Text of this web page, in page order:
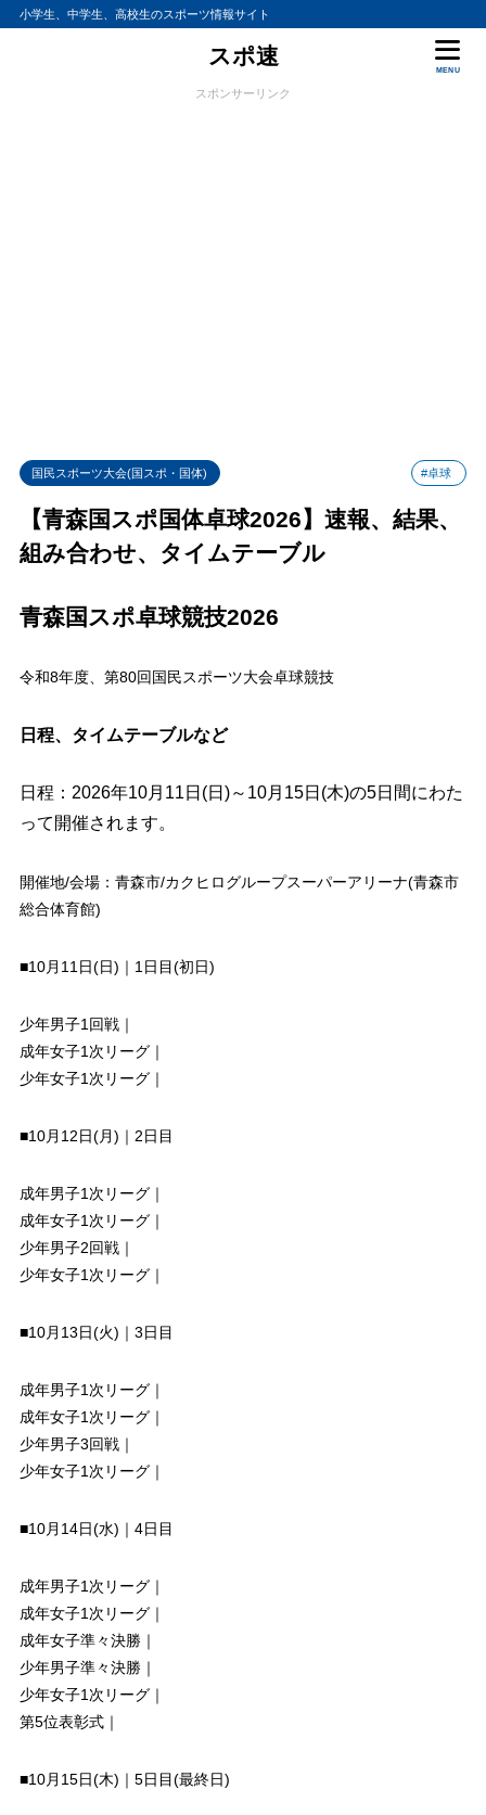
小学生、中学生、高校生のスポーツ情報サイト
スポ速
MENU
スポンサーリンク
国民スポーツ大会(国スポ・国体) #卓球
【青森国スポ国体卓球2026】速報、結果、
組み合わせ、タイムテーブル
青森国スポ卓球競技2026
令和8年度、第80回国民スポーツ大会卓球競技
日程、タイムテーブルなど
日程：2026年10月11日(日)～10月15日(木)の5日間にわた
って開催されます。
開催地/会場：青森市/カクヒログループスーパーアリーナ(青森市
総合体育館)
■10月11日(日)｜1日目(初日)
少年男子1回戦｜
成年女子1次リーグ｜
少年女子1次リーグ｜
■10月12日(月)｜2日目
成年男子1次リーグ｜
成年女子1次リーグ｜
少年男子2回戦｜
少年女子1次リーグ｜
■10月13日(火)｜3日目
成年男子1次リーグ｜
成年女子1次リーグ｜
少年男子3回戦｜
少年女子1次リーグ｜
■10月14日(水)｜4日目
成年男子1次リーグ｜
成年女子1次リーグ｜
成年女子準々決勝｜
少年男子準々決勝｜
少年女子1次リーグ｜
第5位表彰式｜
■10月15日(木)｜5日目(最終日)